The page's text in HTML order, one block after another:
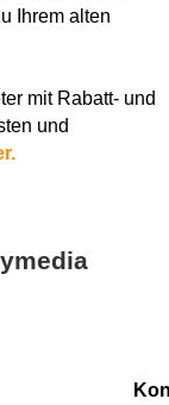
Ihrem alten
mit Rabatt- und
und